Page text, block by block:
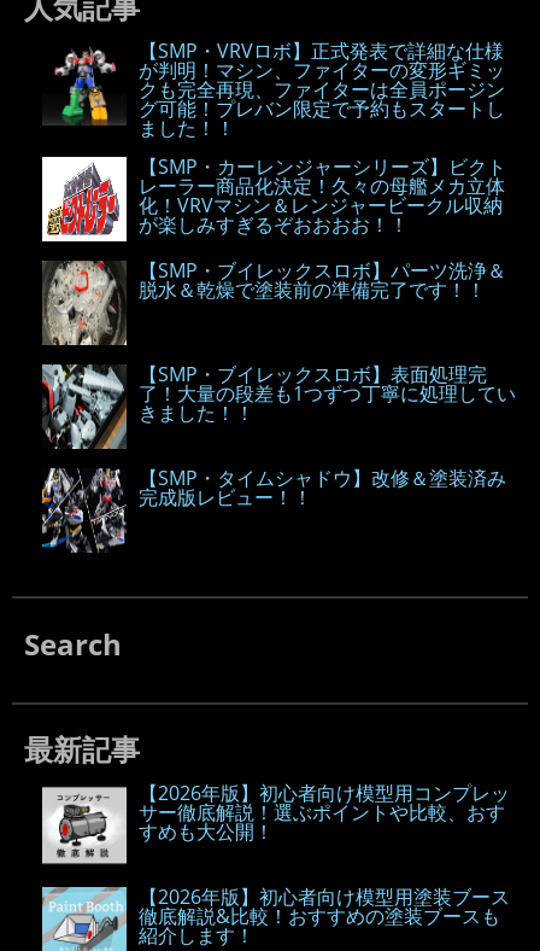
【SMP・VRVロボ】正式発表で詳細な仕様
が判明！マシン、ファイターの変形ギミッ
クも完全再現、ファイターは全員ポージン
グ可能！プレバン限定で予約もスタートし
ました！！
【SMP・カーレンジャーシリーズ】ビクト
レーラー商品化決定！久々の母艦メカ立体
化！VRVマシン＆レンジャービークル収納
が楽しみすぎるぞおおおお！！
【SMP・ブイレックスロボ】パーツ洗浄＆
脱水＆乾燥で塗装前の準備完了です！！
【SMP・ブイレックスロボ】表面処理完
了！大量の段差も1つずつ丁寧に処理してい
きました！！
【SMP・タイムシャドウ】改修＆塗装済み
完成版レビュー！！
Search
最新記事
【2026年版】初心者向け模型用コンプレッ
サー徹底解説！選ぶポイントや比較、おす
すめも大公開！
【2026年版】初心者向け模型用塗装ブース
徹底解説&比較！おすすめの塗装ブースも
紹介します！